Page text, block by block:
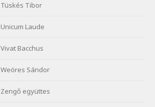
Szélkiáltó
József Attila: Mióta elmentél
József Attila: Ne bántsda
Szélkiáltó
József Attila: Óda – Mellékdal
Tüskés Tibor
Unicum Laude
Vivat Bacchus
Weöres Sándor
Zengő együttes